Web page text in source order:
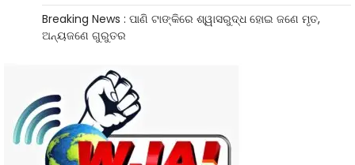
Breaking News : ପାଣି ଟାଙ୍କିରେ ଶ୍ୱାସରୁଦ୍ଧ ହୋଇ ଜଣେ ମୃତ,
ଅନ୍ୟଜଣେ ଗୁରୁତର